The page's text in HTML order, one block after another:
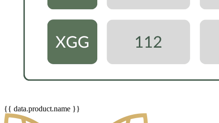
{{ data.product.name }}